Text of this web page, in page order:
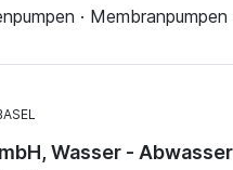
·
Wasser -